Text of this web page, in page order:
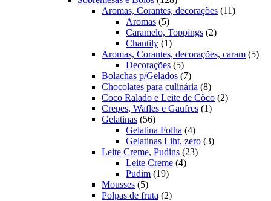
produtos
Aromas, Corantes, decorações 1111
Aromas 55
produtos
Caramelo, Toppings 22
Chantily 11
produto
Aromas, Corantes, decorações, caram 55
Decorações 55
produtos
Bolachas p/Gelados 77
produtos
Chocolates para culinária 88
produtos
Coco Ralado e Leite de Côco 22
Crepes, Wafles e Gaufres 11
Gelatinas 5656
produtos
Gelatina Folha 44
produtos
Gelatinas Liht, zero 33
Leite Creme, Pudins 2323
Leite Creme 44
Pudim 1919
Mousses 55
produtos
Polpas de fruta 22